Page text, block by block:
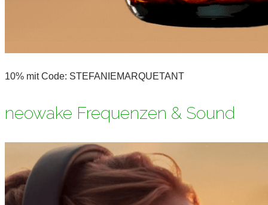
10% mit Code: STEFANIEMARQUETANT
neowake Frequenzen & Sound